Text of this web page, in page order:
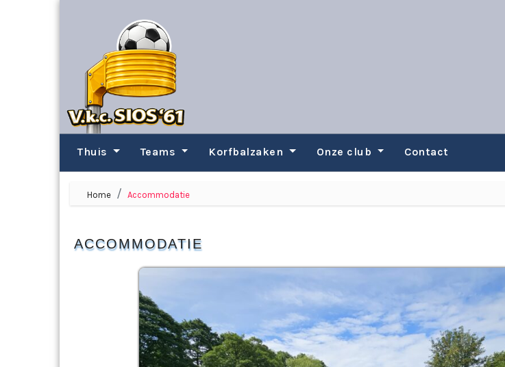
Thuis Teams Korfbalzaken Onze club Contact
Home Accommodatie
ACCOMMODATIE